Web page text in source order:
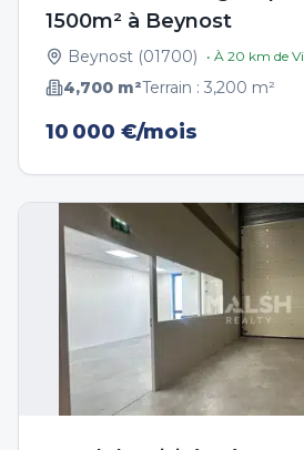
1500m² à Beynost
Beynost (01700) • À 20 km de
4,700 m²Terrain : 3,200 m²
10 000 €/mois